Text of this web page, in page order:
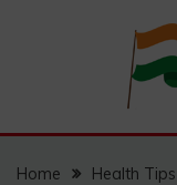
Status, Hindi
Home
Health